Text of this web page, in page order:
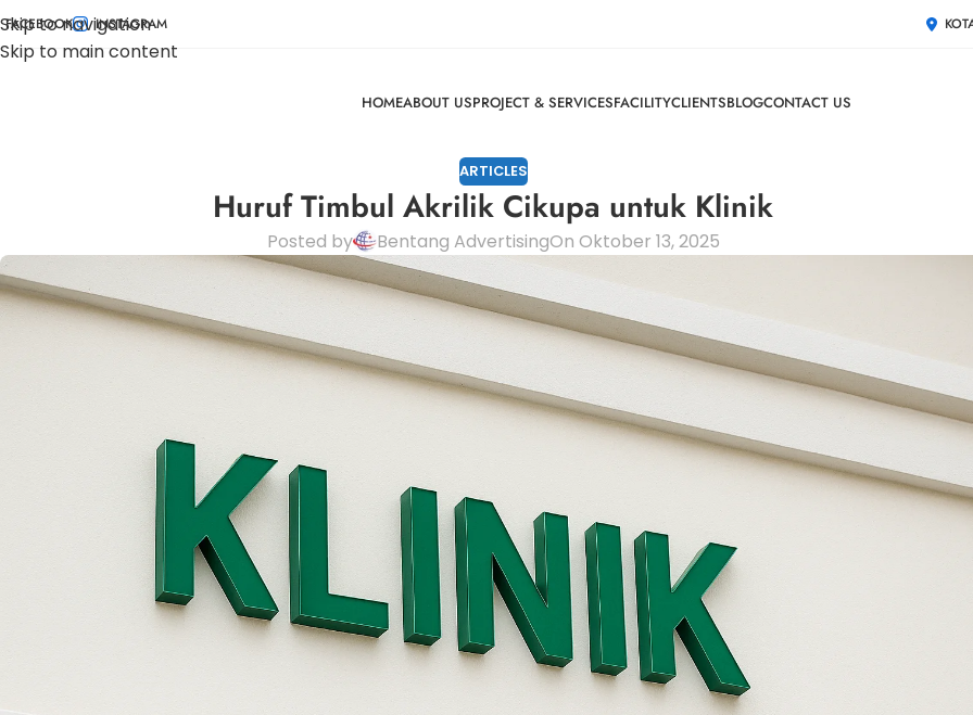
Skip to navigation
Skip to main content
FACEBOOK INSTAGRAM
HOMEABOUT USPROJECT & SERVICESFACILITYCLIENTSBLOGCONTACT US
ARTICLES
Huruf Timbul Akrilik Cikupa untuk Klinik
Posted by Bentang AdvertisingOn Oktober 13, 2025